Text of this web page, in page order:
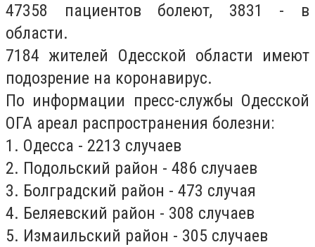
47358 пациентов болеют, 3831 - в
области.
7184 жителей Одесской области имеют
подозрение на коронавирус.
По информации пресс-службы Одесской
ОГА ареал распространения болезни:
1. Одесса - 2213 случаев
2. Подольский район - 486 случаев
3. Болградский район - 473 случая
4. Беляевский район - 308 случаев
5. Измаильский район - 305 случаев